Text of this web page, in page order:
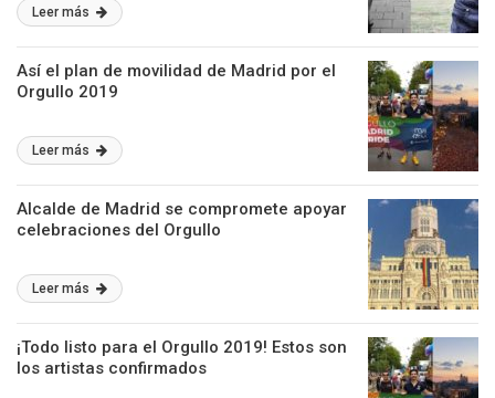
Leer más
Así el plan de movilidad de Madrid por el
Orgullo 2019
Leer más
Alcalde de Madrid se compromete apoyar
celebraciones del Orgullo
Leer más
¡Todo listo para el Orgullo 2019! Estos son
los artistas confirmados